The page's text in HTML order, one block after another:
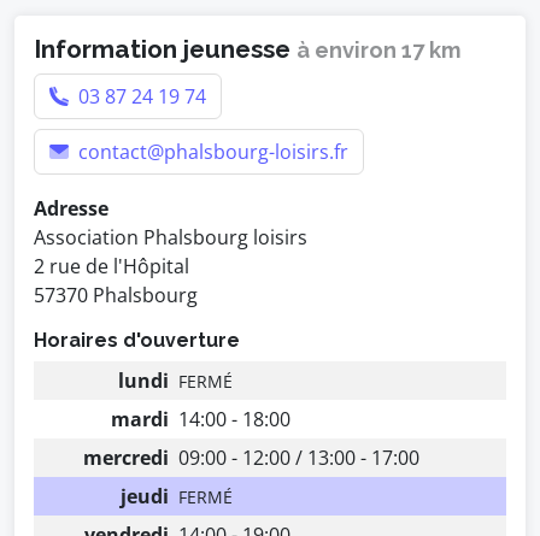
Information jeunesse à environ 17 km
03 87 24 19 74
contact@phalsbourg-loisirs.fr
Adresse
Association Phalsbourg loisirs
2 rue de l'Hôpital
57370 Phalsbourg
Horaires d'ouverture
lundi FERMÉ
mardi 14:00 - 18:00
mercredi 09:00 - 12:00 / 13:00 - 17:00
jeudi FERMÉ